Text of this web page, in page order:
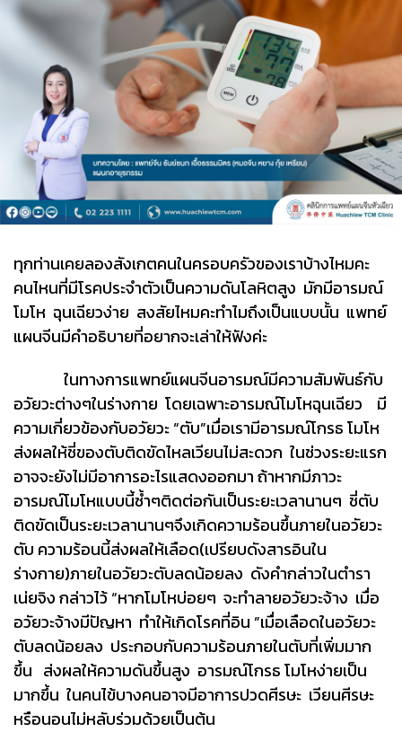
ทุกท่านเคยลองสังเกตคนในครอบครัวของเราบ้างไหมคะ
คนไหนที่มีโรคประจำตัวเป็นความดันโลหิตสูง มักมีอารมณ์
โมโห ฉุนเฉียวง่าย สงสัยไหมคะทำไมถึงเป็นแบบนั้น แพทย์
แผนจีนมีคำอธิบายที่อยากจะเล่าให้ฟังค่ะ
ในทางการแพทย์แผนจีนอารมณ์มีความสัมพันธ์กับ
อวัยวะต่างๆในร่างกาย โดยเฉพาะอารมณ์โมโหฉุนเฉียว มี
ความเกี่ยวข้องกับอวัยวะ “ตับ”เมื่อเรามีอารมณ์โกรธ โมโห
ส่งผลให้ชี่ของตับติดขัดไหลเวียนไม่สะดวก ในช่วงระยะแรก
อาจจะยังไม่มีอาการอะไรแสดงออกมา ถ้าหากมีภาวะ
อารมณ์โมโหแบบนี้ซ้ำๆติดต่อกันเป็นระยะเวลานานๆ ชี่ตับ
ติดขัดเป็นระยะเวลานานๆจึงเกิดความร้อนขึ้นภายในอวัยวะ
ตับ ความร้อนนี้ส่งผลให้เลือด(เปรียบดังสารอินใน
ร่างกาย)ภายในอวัยวะตับลดน้อยลง ดังคำกล่าวในตำรา
เน่ยจิง กล่าวไว้ “หากโมโหบ่อยๆ จะทำลายอวัยวะจ้าง เมื่อ
อวัยวะจ้างมีปัญหา ทำให้เกิดโรคที่อิน ”เมื่อเลือดในอวัยวะ
ตับลดน้อยลง ประกอบกับความร้อนภายในตับที่เพิ่มมาก
ขึ้น ส่งผลให้ความดันขึ้นสูง อารมณ์โกรธ โมโหง่ายเป็น
มากขึ้น ในคนไข้บางคนอาจมีอาการปวดศีรษะ เวียนศีรษะ
หรือนอนไม่หลับร่วมด้วยเป็นต้น